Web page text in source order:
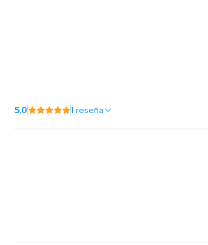
5.0 1 reseña